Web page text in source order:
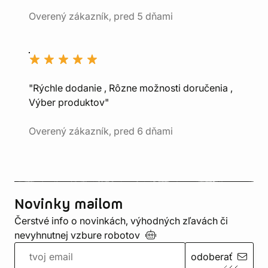
Overený zákazník, pred 5 dňami
"Rýchle dodanie , Rôzne možnosti doručenia ,
Výber produktov"
Overený zákazník, pred 6 dňami
Novinky mailom
Čerstvé info o novinkách, výhodných zľavách či
nevyhnutnej vzbure robotov
odoberať